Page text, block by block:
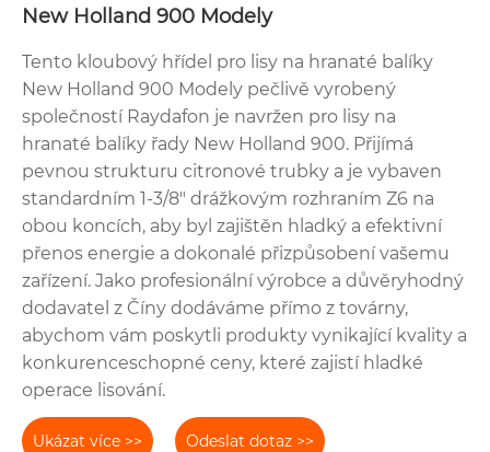
New Holland 900 Modely
Tento kloubový hřídel pro lisy na hranaté balíky
New Holland 900 Modely pečlivě vyrobený
společností Raydafon je navržen pro lisy na
hranaté balíky řady New Holland 900. Přijímá
pevnou strukturu citronové trubky a je vybaven
standardním 1-3/8" drážkovým rozhraním Z6 na
obou koncích, aby byl zajištěn hladký a efektivní
přenos energie a dokonalé přizpůsobení vašemu
zařízení. Jako profesionální výrobce a důvěryhodný
dodavatel z Číny dodáváme přímo z továrny,
abychom vám poskytli produkty vynikající kvality a
konkurenceschopné ceny, které zajistí hladké
operace lisování.
Ukázat více >> Odeslat dotaz >>